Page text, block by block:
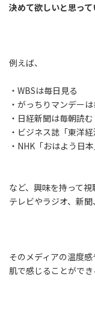
決めて欲しいと思って
例えば、
・WBSは毎日見る
・がっちりマンデー
・日経新聞は毎朝読む
・ビジネス誌「東洋
・NHK「おはよう日
など、興味を持って
テレビやラジオ、新
そのメディアの温度
肌で感じることができ